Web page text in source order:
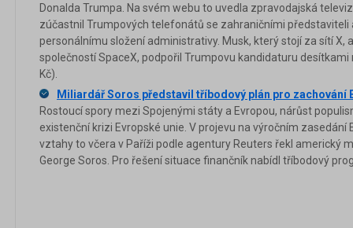
Donalda Trumpa. Na svém webu to uvedla zpravodajská
zúčastnil Trumpových telefonátů se zahraničními představiteli
personálnímu složení administrativy. Musk, který stojí za sítí X,
společností SpaceX, podpořil Trumpovu kandidaturu
Kč).
Miliardář Soros představil tříbodový plán pro zachování
Rostoucí spory mezi Spojenými státy a Evropou, nárůst
existenční krizi Evropské unie. V projevu na výročním zasedání
vztahy to včera v Paříži podle agentury Reuters řekl americký
George Soros. Pro řešení situace finančník nabídl tříbodový